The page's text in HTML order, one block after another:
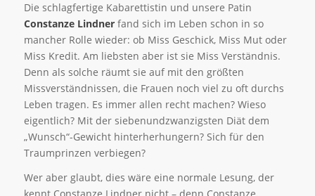
Die schlagfertige Kabarettistin und unsere Patin
Constanze Lindnerfand sich im Leben schon in so
mancher Rolle wieder: ob Miss Geschick, Miss Mut oder
Miss Kredit. Am liebsten aber ist sie Miss Verständnis.
Denn als solche räumt sie auf mit den größten
Missverständnissen, die Frauen noch viel zu oft durchs
Leben tragen. Es immer allen recht machen? Wieso
eigentlich? Mit der siebenundzwanzigsten Diät dem
„Wunsch“-Gewicht hinterherhungern? Sich für den
Traumprinzen verbiegen?
Wer aber glaubt, dies wäre eine normale Lesung, der